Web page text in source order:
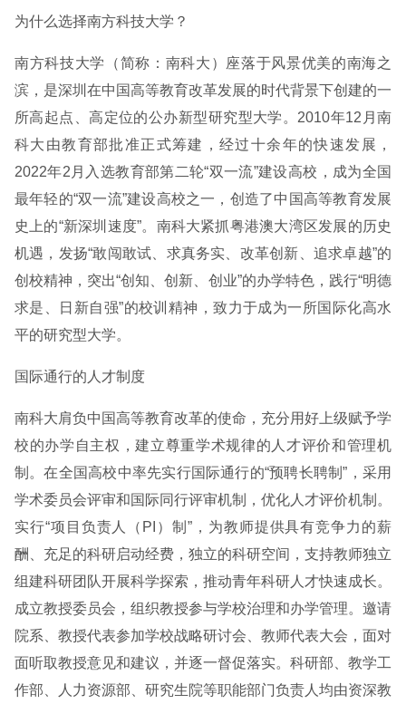
为什么选择南方科技大学？
南方科技大学（简称：南科大）座落于风景优美的南海之
滨，是深圳在中国高等教育改革发展的时代背景下创建的一
所高起点、高定位的公办新型研究型大学。2010年12月南
科大由教育部批准正式筹建，经过十余年的快速发展，
2022年2月入选教育部第二轮“双一流”建设高校，成为全国
最年轻的“双一流”建设高校之一，创造了中国高等教育发展
史上的“新深圳速度”。南科大紧抓粤港澳大湾区发展的历史
机遇，发扬“敢闯敢试、求真务实、改革创新、追求卓越”的
创校精神，突出“创知、创新、创业”的办学特色，践行“明德
求是、日新自强”的校训精神，致力于成为一所国际化高水
平的研究型大学。
国际通行的人才制度
南科大肩负中国高等教育改革的使命，充分用好上级赋予学
校的办学自主权，建立尊重学术规律的人才评价和管理机
制。在全国高校中率先实行国际通行的“预聘长聘制”，采用
学术委员会评审和国际同行评审机制，优化人才评价机制。
实行“项目负责人（PI）制”，为教师提供具有竞争力的薪
酬、充足的科研启动经费，独立的科研空间，支持教师独立
组建科研团队开展科学探索，推动青年科研人才快速成长。
成立教授委员会，组织教授参与学校治理和办学管理。邀请
院系、教授代表参加学校战略研讨会、教师代表大会，面对
面听取教授意见和建议，并逐一督促落实。科研部、教学工
作部、人力资源部、研究生院等职能部门负责人均由资深教